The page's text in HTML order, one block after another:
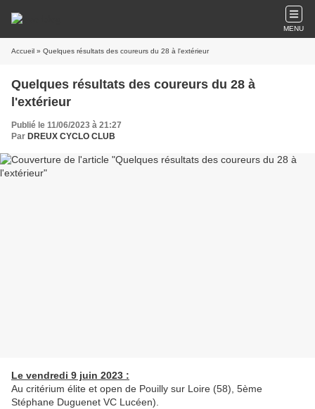
MENU
Accueil » Quelques résultats des coureurs du 28 à l'extérieur
Quelques résultats des coureurs du 28 à
l'extérieur
Publié le 11/06/2023 à 21:27
Par DREUX CYCLO CLUB
Le vendredi 9 juin 2023 :
Au critérium élite et open de Pouilly sur Loire (58), 5ème
Stéphane Duguenet VC Lucéen).